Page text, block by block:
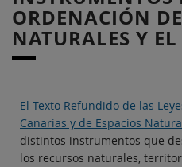
ORDENACIÓN
NATURALES Y
El Texto Refundido de las
Canarias y de Espacios
distintos instrumentos que
los recursos naturales,